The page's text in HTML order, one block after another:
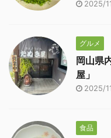
2025/
グルメ
岡山県
屋」
2025/
食品